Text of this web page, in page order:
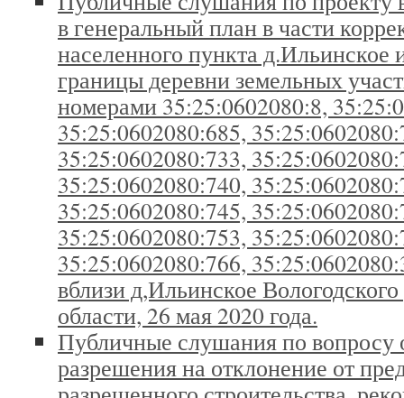
в генеральный план в части
населенного пункта д.Ильинское
границы деревни земельных
номерами 35:25:0602080:8,
35:25:0602080:685,
35:25:0602080:733,
35:25:0602080:740,
35:25:0602080:745,
35:25:0602080:753,
35:25:0602080:766,
вблизи д,Ильинское
области, 26 мая 2020 года.
Публичные слушания по вопросу
разрешения на отклонение от